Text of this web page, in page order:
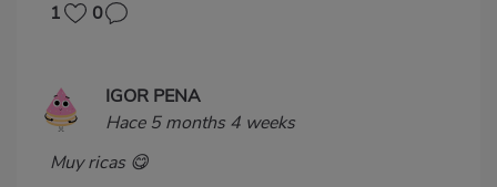
1 0
IGOR PENA
Hace 5 months 4 weeks
Muy ricas 😋